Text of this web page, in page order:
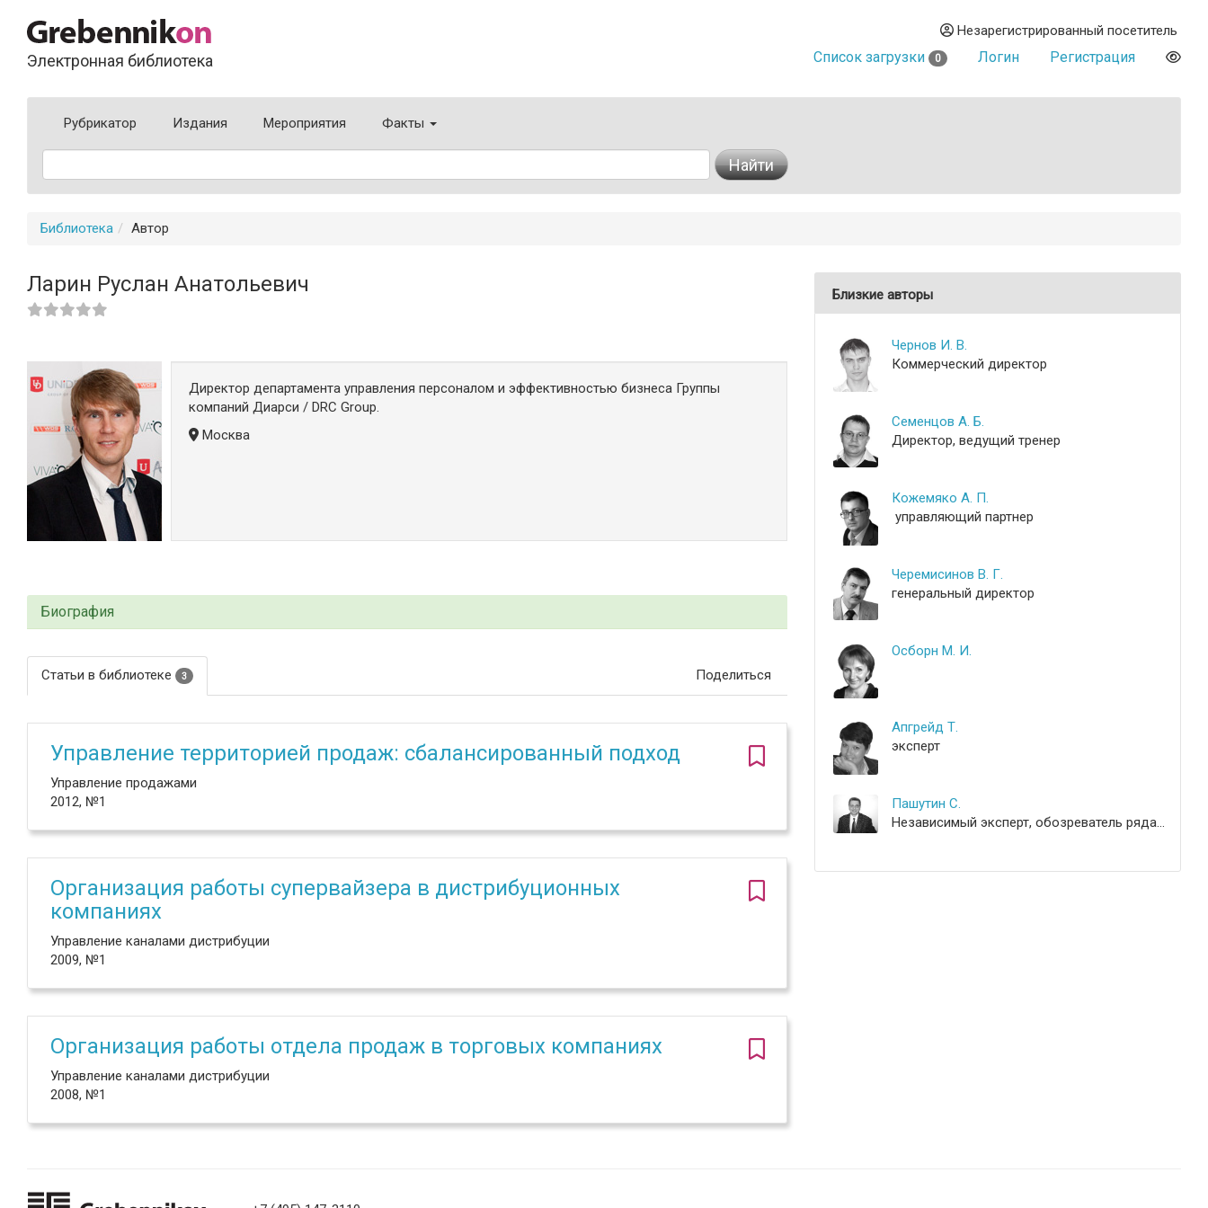
Электронная библиотека
Незарегистрированный посетитель
Список загрузки 0 Логин Регистрация
Рубрикатор Издания Мероприятия Факты
Найти
Библиотека Автор
Ларин Руслан Анатольевич
Директор департамента управления персоналом и эффективностью бизнеса Группы
компаний Диарси / DRC Group.
Москва
Биография
Статьи в библиотеке 3 Поделиться
Управление территорией продаж: сбалансированный подход
Управление продажами
2012, №1
Организация работы супервайзера в дистрибуционных
компаниях
Управление каналами дистрибуции
2009, №1
Организация работы отдела продаж в торговых компаниях
Управление каналами дистрибуции
2008, №1
Близкие авторы
Чернов И. В.
Коммерческий директор
Семенцов А. Б.
Директор, ведущий тренер
Кожемяко А. П.
управляющий партнер
Черемисинов В. Г.
генеральный директор
Осборн М. И.
Апгрейд Т.
эксперт
Пашутин С.
Независимый эксперт, обозреватель ряда ведущих деловых и специализированных фармацевтических изданий